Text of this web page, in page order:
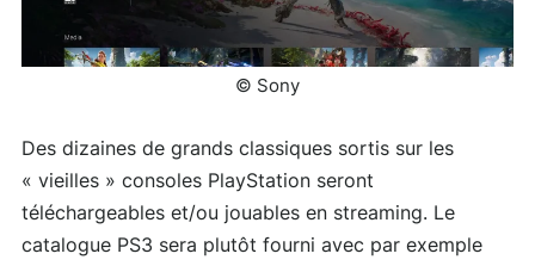
© Sony
Des dizaines de grands classiques sortis sur les
« vieilles » consoles PlayStation seront
téléchargeables et/ou jouables en streaming. Le
catalogue PS3 sera plutôt fourni avec par exemple